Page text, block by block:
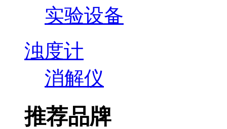
实验设备
浊度计
消解仪
推荐品牌